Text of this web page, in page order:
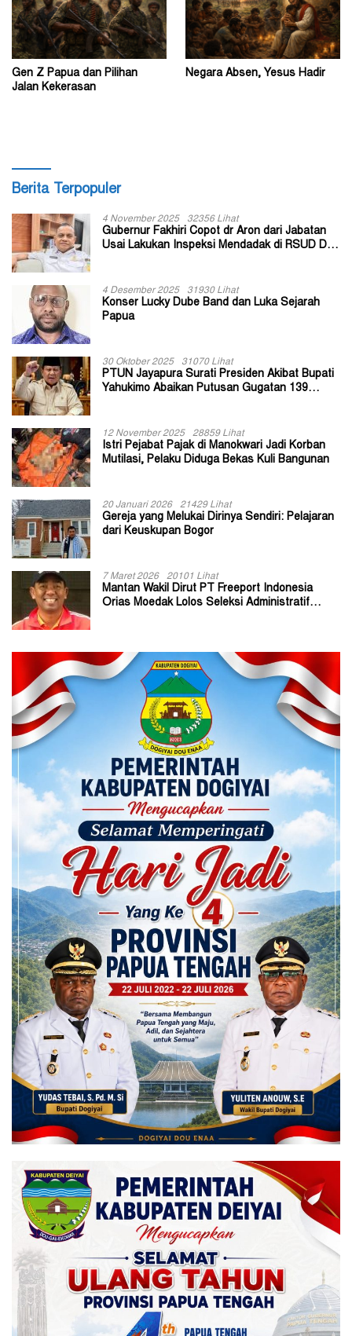
Gen Z Papua dan Pilihan
Jalan Kekerasan
Negara Absen, Yesus Hadir
Berita Terpopuler
4 November 2025 32356 Lihat
Gubernur Fakhiri Copot dr Aron dari Jabatan
Usai Lakukan Inspeksi Mendadak di RSUD Dok
4 Desember 2025 31930 Lihat
Konser Lucky Dube Band dan Luka Sejarah
Papua
30 Oktober 2025 31070 Lihat
PTUN Jayapura Surati Presiden Akibat Bupati
Yahukimo Abaikan Putusan Gugatan 139
12 November 2025 28859 Lihat
Istri Pejabat Pajak di Manokwari Jadi Korban
Mutilasi, Pelaku Diduga Bekas Kuli Bangunan
20 Januari 2026 21429 Lihat
Gereja yang Melukai Dirinya Sendiri: Pelajaran
dari Keuskupan Bogor
7 Maret 2026 20101 Lihat
Mantan Wakil Dirut PT Freeport Indonesia
Orias Moedak Lolos Seleksi Administratif